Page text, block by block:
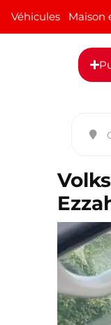
Véhicules Maison